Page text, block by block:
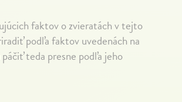
faktov o zvieratách v tejto
podľa faktov uvedenách na
teda presne podľa jeho